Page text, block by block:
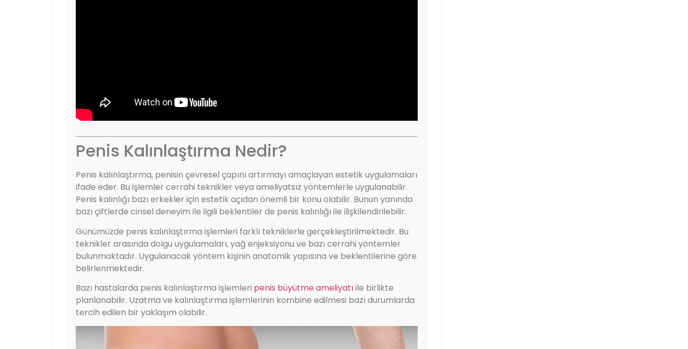
Penis Kalınlaştırma Nedir?
Penis kalınlaştırma, penisin çevresel çapını artırmayı amaçlayan estetik uygulamaları
ifade eder. Bu işlemler cerrahi teknikler veya ameliyatsız yöntemlerle uygulanabilir.
Penis kalınlığı bazı erkekler için estetik açıdan önemli bir konu olabilir. Bunun yanında
bazı çiftlerde cinsel deneyim ile ilgili beklentiler de penis kalınlığı ile ilişkilendirilebilir.
Günümüzde penis kalınlaştırma işlemleri farklı tekniklerle gerçekleştirilmektedir. Bu
teknikler arasında dolgu uygulamaları, yağ enjeksiyonu ve bazı cerrahi yöntemler
bulunmaktadır. Uygulanacak yöntem kişinin anatomik yapısına ve beklentilerine göre
belirlenmektedir.
Bazı hastalarda penis kalınlaştırma işlemleri penis büyütme ameliyatıile birlikte
planlanabilir. Uzatma ve kalınlaştırma işlemlerinin kombine edilmesi bazı durumlarda
tercih edilen bir yaklaşım olabilir.